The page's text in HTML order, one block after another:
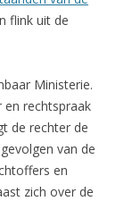
flink uit de
Ministerie.
en rechtspraak
de rechter de
van de
en
zich over de